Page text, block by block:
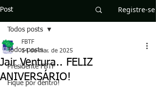
Post Registre-se
Todos posts
Presidente FBTF
Fique por dentro!
Todos posts
Jair Ventura.. FELIZ
ANIVERSÁRIO!
FBTF
14 de mar. de 2025